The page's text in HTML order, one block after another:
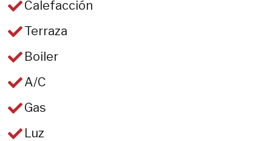
Calefacción
Terraza
Boiler
A/C
Gas
Luz